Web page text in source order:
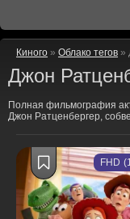
Киного » Облако тегов »
Джон
Полная фильмография
Джон Ратценбергер,
FHD